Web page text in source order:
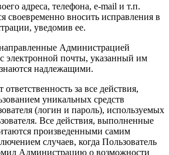
адреса, телефона, e-mail и т.п.
своевременно вносить исправления в
уведомив ее.
Администрацией
электронной почты, указанный им
надлежащими.
ответственность за все действия,
уникальных средств
(логин и пароль), используемых
Все действия, выполненные
произведенными самим
случаев, когда Пользователь
Администрацию о возможности